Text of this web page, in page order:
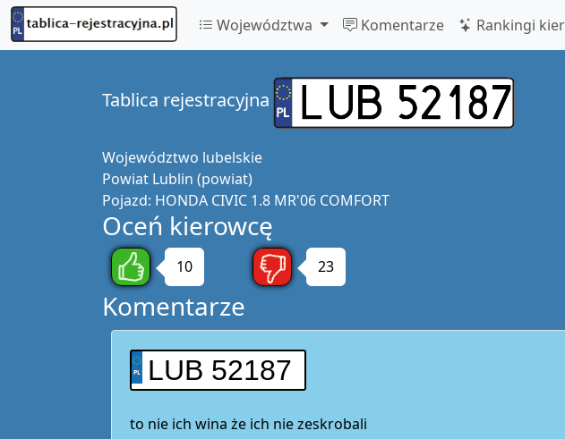
Województwa Komentarze Rankingi
Tablica rejestracyjna
Województwo lubelskie
Powiat Lublin (powiat)
Pojazd: HONDA CIVIC 1.8 MR'06 COMFORT
Oceń kierowcę
10 23
Komentarze
LUB 52187
to nie ich wina że ich nie zeskrobali